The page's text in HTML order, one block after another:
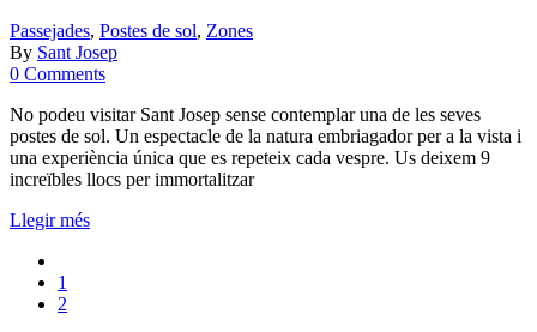
Passejades, Postes de sol, Zones
By Sant Josep
0 Comments
No podeu visitar Sant Josep sense contemplar una de les seves
postes de sol. Un espectacle de la natura embriagador per a la vista i
una experiència única que es repeteix cada vespre. Us deixem 9
increïbles llocs per immortalitzar
Llegir més
1
2